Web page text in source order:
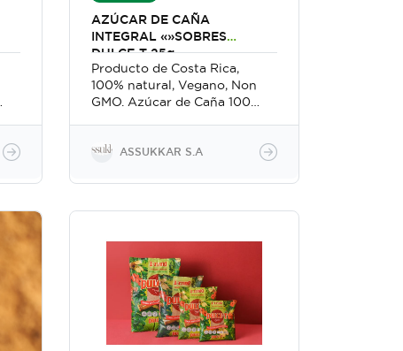
AZÚCAR DE CAÑA
INTEGRAL «»SOBRES
DULCE-T 25g
Producto de Costa Rica,
100% natural, Vegano, Non
GMO. Azúcar de Caña 100%
centrifugar, con un solo
azúcar deshidratado. El
Perfecto con frutas, café, té,
galletas, panes, granola,
bebidas, especias, salsas,
aderezos y chocolates.
Certificado KOSHER,
ASSUKKAR S.A